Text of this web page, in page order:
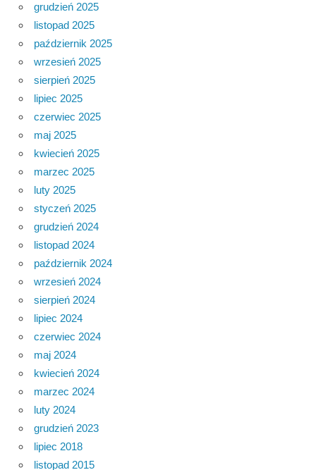
grudzień 2025
listopad 2025
październik 2025
wrzesień 2025
sierpień 2025
lipiec 2025
czerwiec 2025
maj 2025
kwiecień 2025
marzec 2025
luty 2025
styczeń 2025
grudzień 2024
listopad 2024
październik 2024
wrzesień 2024
sierpień 2024
lipiec 2024
czerwiec 2024
maj 2024
kwiecień 2024
marzec 2024
luty 2024
grudzień 2023
lipiec 2018
listopad 2015